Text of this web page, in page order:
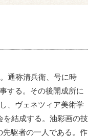
通称清兵衛、号に時
する。その後開成所に
、ヴェネツィア美術学
結成する。油彩画の技
駆者の一人である。作